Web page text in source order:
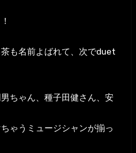
も名前よばれて、次でduet
ちゃん、種子田健さん、安
ゃうミュージシャンが揃っ